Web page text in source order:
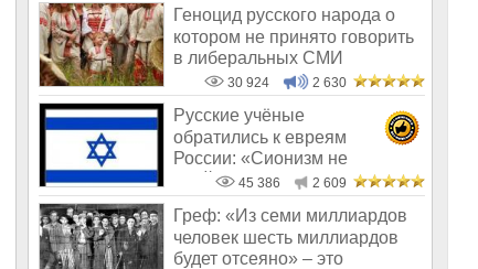
Геноцид русского народа о
котором не принято говорить
в либеральных СМИ
30 924 2 630
Русские учёные
обратились к евреям
России: «Сионизм не
пройдёт!»45 386 2 609
Греф: «Из семи миллиардов
человек шесть миллиардов
будет отсеяно» – это